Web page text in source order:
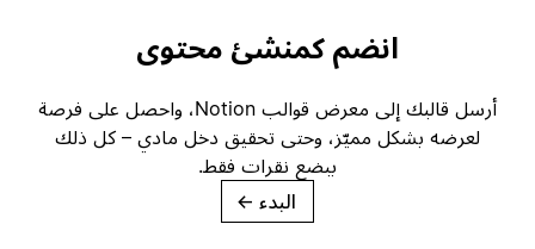
انضم كمنشئ محتوى
أرسل قالبك إلى معرض قوالب Notion، واحصل على فرصة
لعرضه بشكل مميّز، وحتى تحقيق دخل مادي – كل ذلك
ببضع نقرات فقط.
→